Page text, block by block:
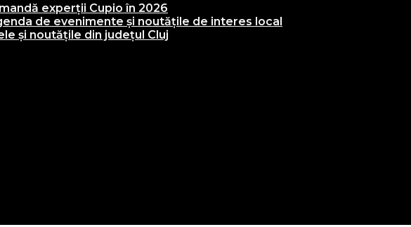
experții Cupio în 2026
de evenimente și noutățile de interes local
și noutățile din județul Cluj